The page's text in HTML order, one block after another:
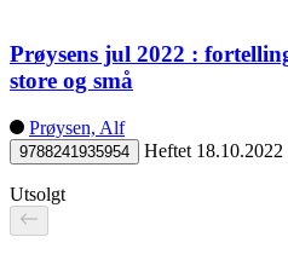
Prøysens jul 2022 :
store og små
Prøysen, Alf
9788241935954 Heftet 18.10.2022
Utsolgt